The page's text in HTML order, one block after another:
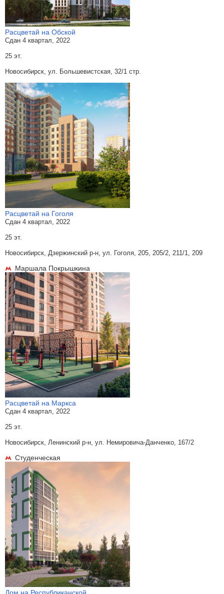
Расцветай на Обской
Сдан 4 квартал, 2022
25 эт.
Новосибирск, ул. Большевистская, 32/1 стр.
Расцветай на Гоголя
Сдан 4 квартал, 2022
25 эт.
Новосибирск, Дзержинский р-н, ул. Гоголя, 205, 205/2, 211/1, 209
Маршала Покрышкина
Расцветай на Маркса
Сдан 4 квартал, 2022
25 эт.
Новосибирск, Ленинский р-н, ул. Немировича-Данченко, 167/2
Студенческая